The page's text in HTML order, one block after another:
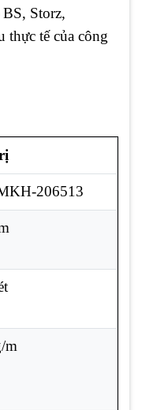
Storz,
thực tế của công
206513
m